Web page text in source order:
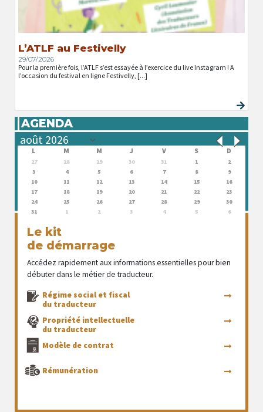
L’ATLF au Festivelly
29/07/2026
Pour la première fois, l’ATLF s’est essayée à l’exercice du live Instagram ! A
l’occasion du festival en ligne Festivelly, [...]
AGENDA
L M M J V S D
27 28 29 30 31 1
2
3
4 5 6 7 8
9
10
11 12 13 14 15
16
17
18 19 20 21 22
23
24
25 26 27 28 29
30
31
1 2 3 4 5 6
Le kit
de démarrage
Accédez rapidement aux informations essentielles pour bien
débuter dans le métier de traducteur.
Régime social et fiscal
du traducteur
Propriété intellectuelle
du traducteur
Modèle de contrat
Rémunération